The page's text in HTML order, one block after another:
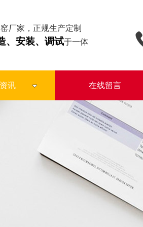
厂家，正规生产定制
、安装、调试于一体
讯 在线留言